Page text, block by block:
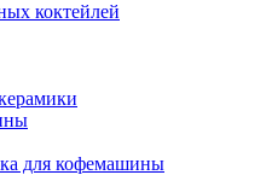
коктейлей
для кофемашины